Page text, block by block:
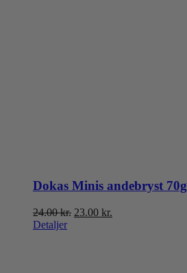
Dokas Minis andebryst 70g
24.00kr. Den
23.00 kr.
Detaljer